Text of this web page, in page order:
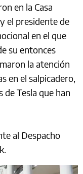
en la Casa
el presidente de
en el que
su entonces
la atención
en el salpicadero,
Tesla que han
al Despacho